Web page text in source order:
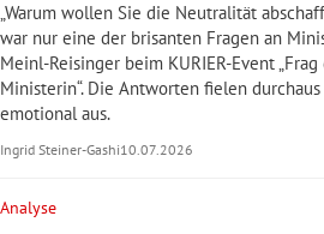
„Warum wollen Sie die Neutralität
war nur eine der brisanten Fragen an
Meinl-Reisinger beim KURIER-Event „Frag
Ministerin“. Die Antworten fielen durchaus
emotional aus.
Ingrid Steiner-Gashi10.07.2026
Analyse